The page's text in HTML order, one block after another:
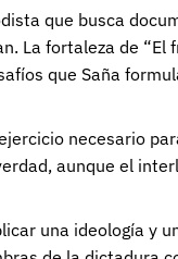
que busca
La fortaleza de “El
que Saña
necesario
aunque el
una ideología y